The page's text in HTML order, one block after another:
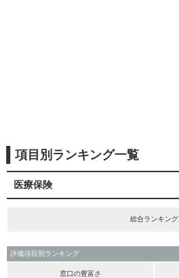
項目別ランキング一覧
医療保険
総合ランキング
評価項目別ランキング
窓口の豊富さ